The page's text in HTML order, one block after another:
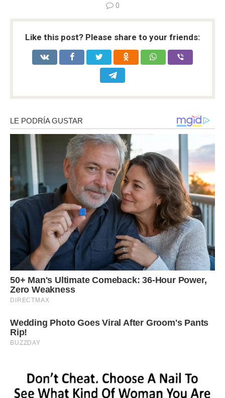
0
Like this post? Please share to your friends: